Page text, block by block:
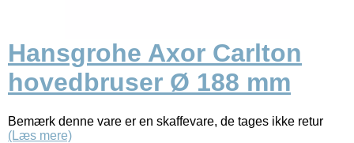
Hansgrohe Axor Carlton
hovedbruser Ø 188 mm
Bemærk denne vare er en skaffevare, de tages ikke retur
(Læs mere)